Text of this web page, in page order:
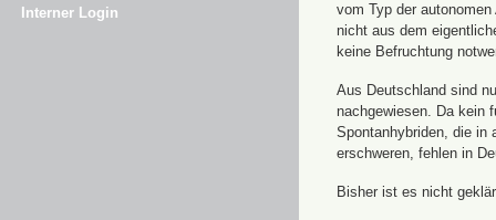
Interner Login
vom Typ der
nicht aus dem
keine Befruchtung
Aus Deutschland sind
nachgewiesen. Da kein
Spontanhybriden, die in
erschweren, fehlen in
Bisher ist es nicht